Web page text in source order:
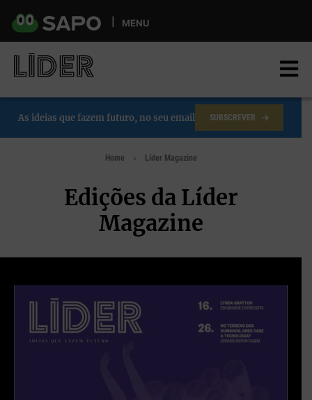
content
MENU
As ideias que fazem futuro, no seu email SUBSCREVER
Home Líder Magazine
Edições da Líder
Magazine